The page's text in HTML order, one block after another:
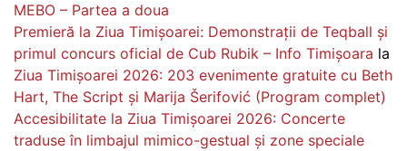
MEBO – Partea a doua
Premieră la Ziua Timișoarei: Demonstrații de Teqball și
primul concurs oficial de Cub Rubik – Info Timișoara la
Ziua Timișoarei 2026: 203 evenimente gratuite cu Beth
Hart, The Script și Marija Šerifović (Program complet)
Accesibilitate la Ziua Timișoarei 2026: Concerte
traduse în limbajul mimico-gestual și zone speciale